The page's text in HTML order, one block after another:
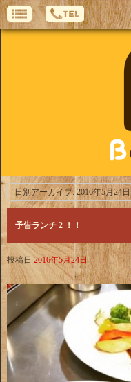
日別アーカイブ: 2016年5月24日
予告ランチ 2 ！！
投稿日 2016年5月24日